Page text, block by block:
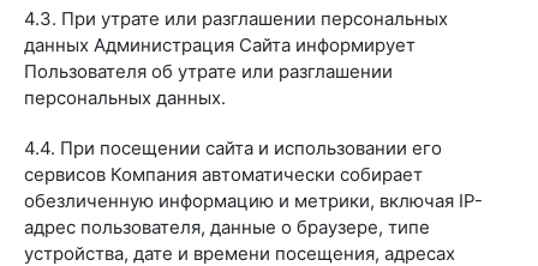
4.3. При утрате или разглашении персональных
данных Администрация Сайта информирует
Пользователя об утрате или разглашении
персональных данных.
4.4. При посещении сайта и использовании его
сервисов Компания автоматически собирает
обезличенную информацию и метрики, включая IP-
адрес пользователя, данные о браузере, типе
устройства, дате и времени посещения, адресах